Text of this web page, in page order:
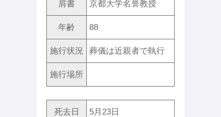
肩書 京都大学名誉教授
年齢 88
施行状況 葬儀は近親者で執行
施行場所
死去日 5月23日